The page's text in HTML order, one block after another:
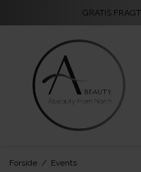
GRATIS
Forside / Events